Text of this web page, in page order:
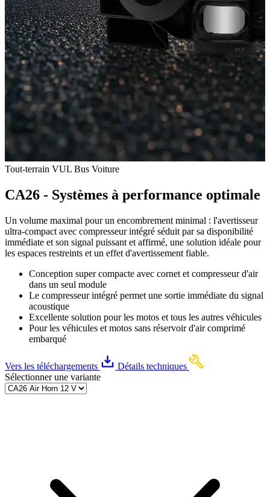
Tout-terrain VUL Bus Voiture
CA26 - Systèmes à performance optimale
Un volume maximal pour un encombrement minimal : l'avertisseur
ultra-compact avec compresseur intégré séduit par sa disponibilité
immédiate et son signal puissant et affirmé, une solution idéale pour
les espaces restreints et un effet d'avertissement fiable.
Conception super compacte avec cornet et compresseur d'air
dans un seul module
Le compresseur intégré permet une sortie immédiate du signal
acoustique
Excellente solution pour les motos et tous les autres véhicules
Pour les véhicules et motos sans réservoir d'air comprimé
embarqué
Vers les téléchargements
Détails techniques
Sélectionner une variante